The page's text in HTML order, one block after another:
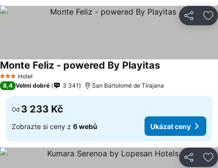
Sdílet
3 Počet hvězdiček
Hotel
Monte Feliz - powered By Playitas
8,4 Velmi dobré 3 341 San Bartolomé de Tirajana
Od 3 233 Kč
Zobrazte si ceny z 6 webů Ukázat ceny
Sdílet